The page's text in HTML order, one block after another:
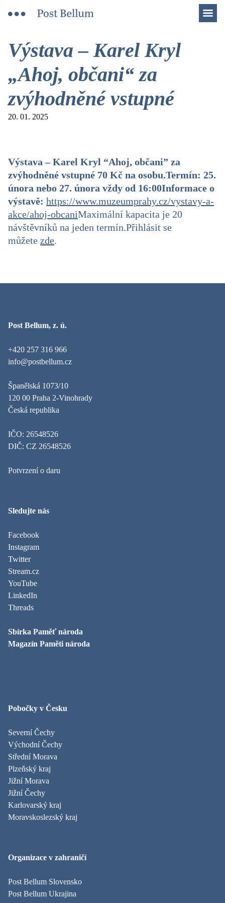
Výstava – Karel Kryl
„Ahoj, občani“ za
zvýhodněné vstupné
20. 01. 2025
Výstava – Karel Kryl “Ahoj, občani” za
zvýhodněné vstupné 70 Kč na osobu.Termín: 25.
února nebo 27. února vždy od 16:00Informace o
výstavě: https://www.muzeumprahy.cz/vystavy-a-
akce/ahoj-obcaniMaximální kapacita je 20
návštěvníků na jeden termín.Přihlásit se
můžete zde.
Post Bellum, z. ú.
+420 257 316 966
info@postbellum.cz
Španělská 1073/10
120 00 Praha 2-Vinohrady
Česká republika
IČO: 26548526
DIČ: CZ 26548526
Potvrzení o daru
Sledujte nás
Facebook
Instagram
Twitter
Stream.cz
YouTube
LinkedIn
Threads
Sbírka Paměť národa
Magazín Paměti národa
Pobočky v Česku
Severní Čechy
Východní Čechy
Střední Morava
Plzeňský kraj
Jižní Morava
Jižní Čechy
Karlovarský kraj
Moravskoslezský kraj
Organizace v zahraničí
Post Bellum Slovensko
Post Bellum Ukrajina